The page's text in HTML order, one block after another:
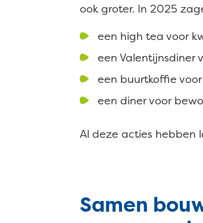
ook groter. In 2025
een high tea voor
een Valentijnsdiner
een buurtkoffie
een diner voor
Al deze acties hebben
Samen